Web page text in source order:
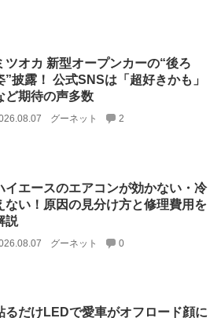
ツオカ 新型オープンカーの“後ろ
”披露！ 公式SNSは「超好きかも」
ど期待の声多数
グーネット 2
イエースのエアコンが効かない・冷
ない！原因の見分け方と修理費用を
説
グーネット 0
るだけLEDで愛車がオフロード顔に